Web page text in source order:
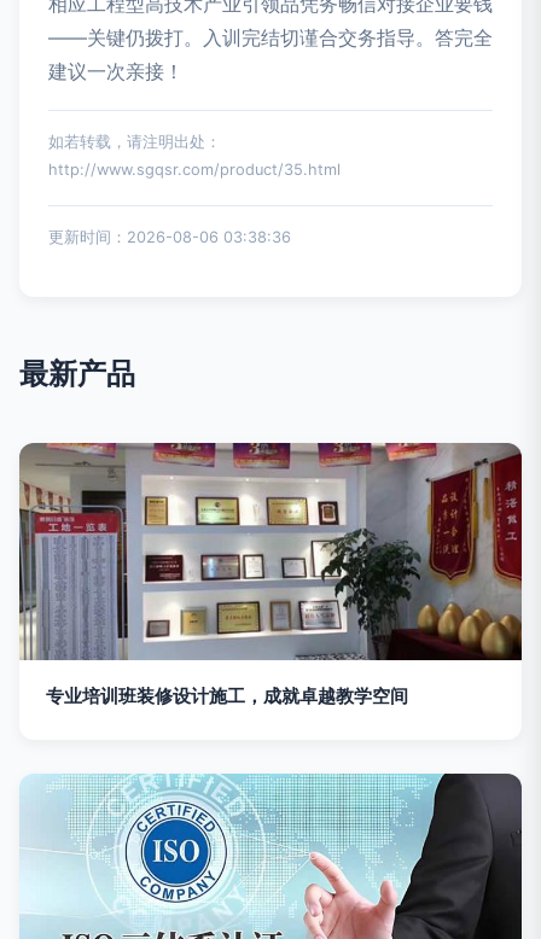
——关键仍拨打。入训完结切谨合交务指导。答完全
建议一次亲接！
如若转载，请注明出处：
http://www.sgqsr.com/product/35.html
更新时间：2026-08-06 03:38:36
最新产品
专业培训班装修设计施工，成就卓越教学空间